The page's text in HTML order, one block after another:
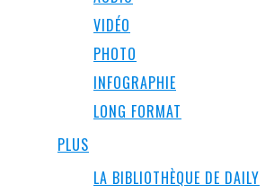
VIDÉO
PHOTO
INFOGRAPHIE
LONG FORMAT
PLUS
LA BIBLIOTHÈQUE DE DAILY